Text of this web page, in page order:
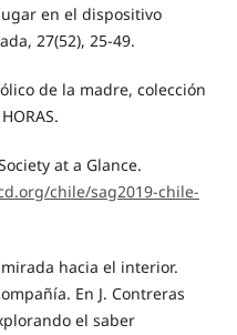
en el dispositivo
27(52), 25-49.
de la madre, colección
at a Glance.
chile/sag2019-chile-
hacia el interior.
En J. Contreras
el saber